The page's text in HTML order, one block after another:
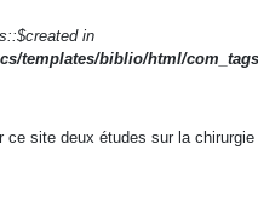
in
templates/biblio/html/
ce site deux études sur la